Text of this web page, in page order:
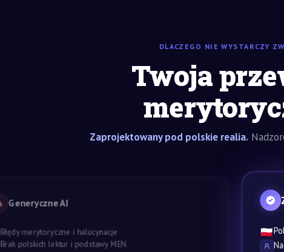
DLACZEGO NIE WYSTARCZY
Twoja
Zaprojektowany pod polskie realia.
Generyczne AI
Błędy merytoryczne i halucynacje
Brak polskich lektur i podstawy MEN
🇵🇱